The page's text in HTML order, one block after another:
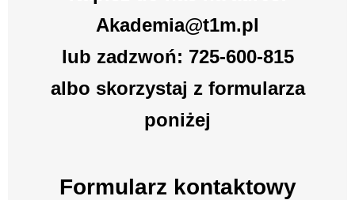
Akademia@t1m.pl
lub zadzwoń: 725-600-815
albo skorzystaj z formularza
poniżej
Formularz kontaktowy